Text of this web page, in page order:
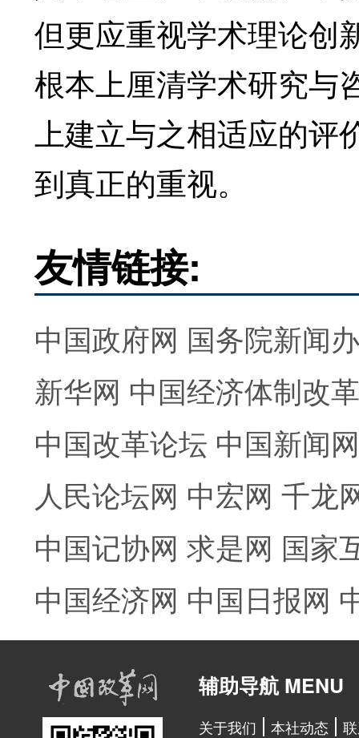
但更应重视学术理论创
根本上厘清学术研究与
上建立与之相适应的评
到真正的重视。
友情链接:
中国政府网 国务院新闻
新华网 中国经济体制改
中国改革论坛 中国新闻网
人民论坛网 中宏网 千龙
中国记协网 求是网 国家
中国经济网 中国日报网
辅助导航 MENU
关于我们 本社动态